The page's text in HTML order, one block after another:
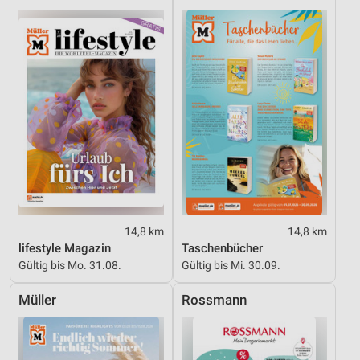
14,8 km
lifestyle Magazin
Gültig bis Mo. 31.08.
14,8 km
Taschenbücher
Gültig bis Mi. 30.09.
Müller Rossmann
Messung der Werbeleistung
Messung der Performance von Inhalten
Analyse von Zielgruppen durch Statistiken oder
Kombinationen von Daten aus verschiedenen
Quellen
Entwicklung und Verbesserung der Angebote
Verwendung reduzierter Daten zur Auswahl von
Inhalten
Verwendung genauer Standortdaten
Informationen identifizieren
Nicht-IAB-Verarbeitungszwecke:
Notwendig